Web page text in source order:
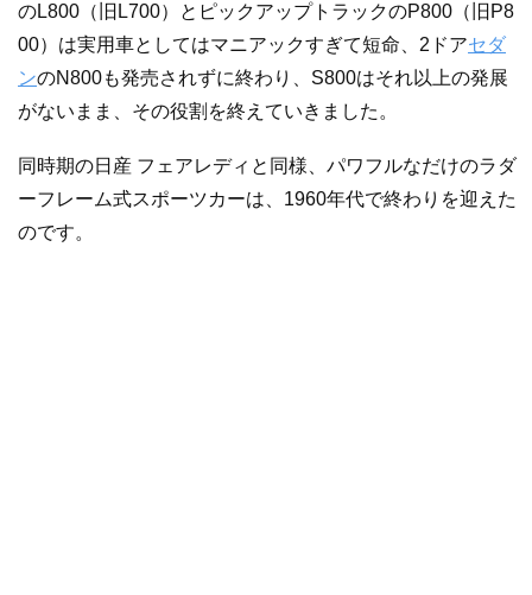
のL800（旧L700）とピックアップトラックのP800（旧P8
00）は実用車としてはマニアックすぎて短命、2ドアセダ
ンのN800も発売されずに終わり、S800はそれ以上の発展
がないまま、その役割を終えていきました。
同時期の日産 フェアレディと同様、パワフルなだけのラダ
ーフレーム式スポーツカーは、1960年代で終わりを迎えた
のです。